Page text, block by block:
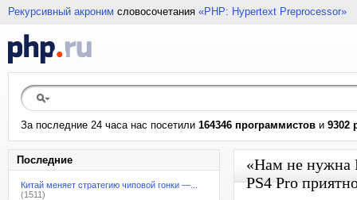
Рекурсивный акроним словосочетания «PHP: Hypertext Preprocessor»
За последние 24 часа нас посетили 164346 программистов и 9302
Последние
Китай меняет стратегию чиповой гонки —...
(1511)
«Нам не нужна
PS4 Pro